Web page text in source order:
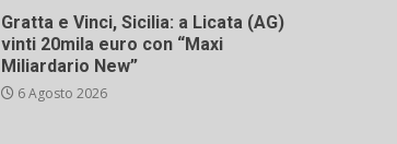
Gratta e Vinci, Sicilia: a Licata (AG)
vinti 20mila euro con “Maxi
Miliardario New”
6 Agosto 2026